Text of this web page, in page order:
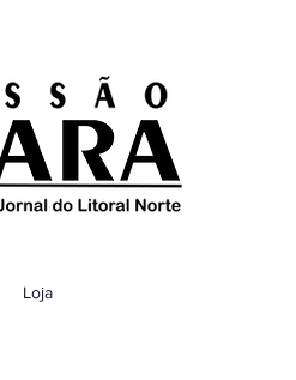
Loja